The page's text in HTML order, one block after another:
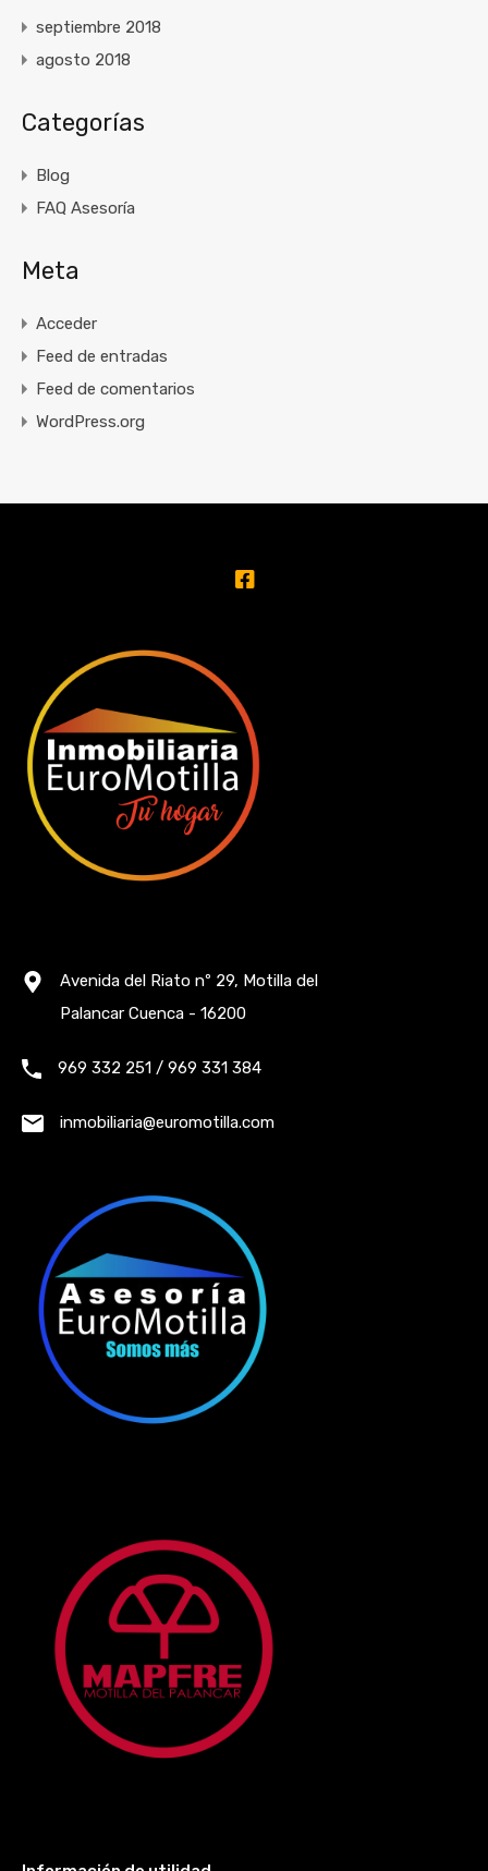
septiembre 2018
agosto 2018
Categorías
Blog
FAQ Asesoría
Meta
Acceder
Feed de entradas
Feed de comentarios
WordPress.org
Avenida del Riato nº 29, Motilla del
Palancar Cuenca - 16200
969 332 251 / 969 331 384
inmobiliaria@euromotilla.com